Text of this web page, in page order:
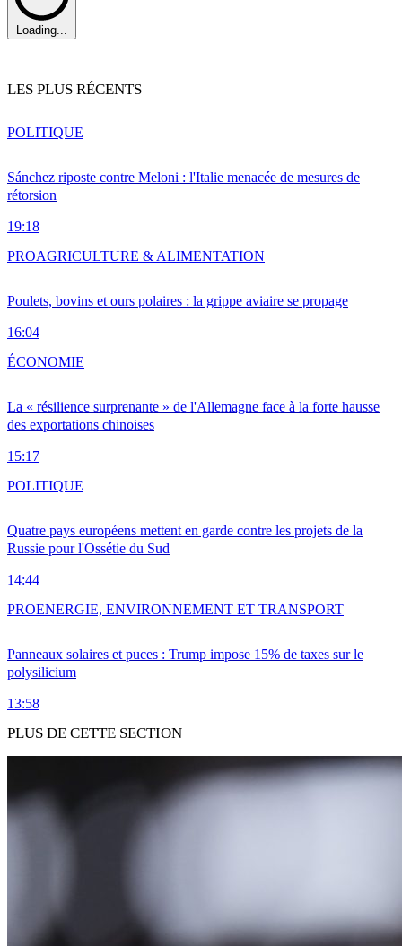
Loading...
LES PLUS RÉCENTS
Sánchez riposte contre Meloni : l'Italie menacée de mesures de
rétorsion
19:18
POLITIQUE
Poulets, bovins et ours polaires : la grippe aviaire se propage
16:04
PROAGRICULTURE & ALIMENTATION
La « résilience surprenante » de l'Allemagne face à la forte hausse
des exportations chinoises
15:17
ÉCONOMIE
Quatre pays européens mettent en garde contre les projets de la
Russie pour l'Ossétie du Sud
14:44
POLITIQUE
Panneaux solaires et puces : Trump impose 15% de taxes sur le
polysilicium
13:58
PROENERGIE, ENVIRONNEMENT ET TRANSPORT
PLUS DE CETTE SECTION